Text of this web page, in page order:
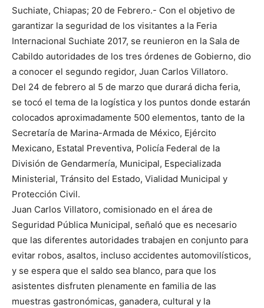
Suchiate, Chiapas; 20 de Febrero.- Con el objetivo de
garantizar la seguridad de los visitantes a la Feria
Internacional Suchiate 2017, se reunieron en la Sala de
Cabildo autoridades de los tres órdenes de Gobierno, dio
a conocer el segundo regidor, Juan Carlos Villatoro.
Del 24 de febrero al 5 de marzo que durará dicha feria,
se tocó el tema de la logística y los puntos donde estarán
colocados aproximadamente 500 elementos, tanto de la
Secretaría de Marina-Armada de México, Ejército
Mexicano, Estatal Preventiva, Policía Federal de la
División de Gendarmería, Municipal, Especializada
Ministerial, Tránsito del Estado, Vialidad Municipal y
Protección Civil.
Juan Carlos Villatoro, comisionado en el área de
Seguridad Pública Municipal, señaló que es necesario
que las diferentes autoridades trabajen en conjunto para
evitar robos, asaltos, incluso accidentes automovilísticos,
y se espera que el saldo sea blanco, para que los
asistentes disfruten plenamente en familia de las
muestras gastronómicas, ganadera, cultural y la